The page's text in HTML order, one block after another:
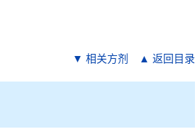
▼ 相关方剂 ▲ 返回目录